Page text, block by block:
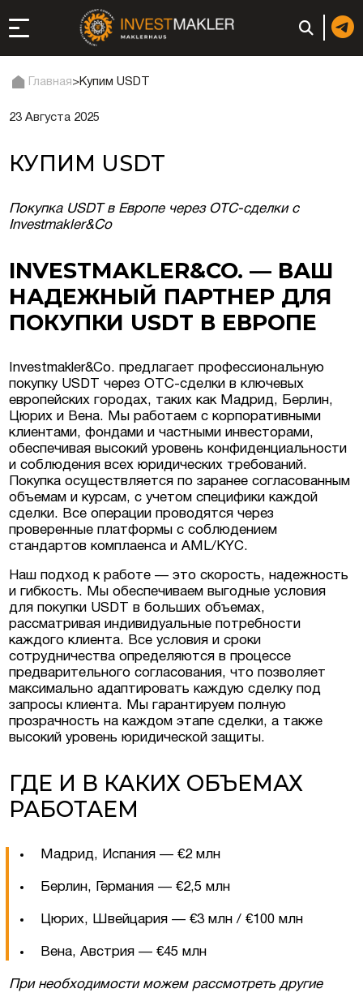
регистрация или
компании
в ОАЭ | Открыть
Люксембурге
Австрии
недвижимость
Главная>Купим USDT
23 Августа 2025
КУПИМ USDT
Покупка USDT в Европе через OTC-сделки с
Investmakler&Co
INVESTMAKLER&CO. — ВАШ
НАДЕЖНЫЙ ПАРТНЕР ДЛЯ
ПОКУПКИ USDT В ЕВРОПЕ
Investmakler&Co. предлагает профессиональную
покупку USDT через OTC-сделки в ключевых
европейских городах, таких как Мадрид, Берлин,
Цюрих и Вена. Мы работаем с корпоративными
клиентами, фондами и частными инвесторами,
обеспечивая высокий уровень конфиденциальности
и соблюдения всех юридических требований.
Покупка осуществляется по заранее согласованным
объемам и курсам, с учетом специфики каждой
сделки. Все операции проводятся через
проверенные платформы с соблюдением
стандартов комплаенса и AML/KYC.
Наш подход к работе — это скорость, надежность
и гибкость. Мы обеспечиваем выгодные условия
для покупки USDT в больших объемах,
рассматривая индивидуальные потребности
каждого клиента. Все условия и сроки
сотрудничества определяются в процессе
предварительного согласования, что позволяет
максимально адаптировать каждую сделку под
запросы клиента. Мы гарантируем полную
прозрачность на каждом этапе сделки, а также
высокий уровень юридической защиты.
ГДЕ И В КАКИХ ОБЪЕМАХ
РАБОТАЕМ
Мадрид, Испания — €2 млн
Берлин, Германия — €2,5 млн
Цюрих, Швейцария — €3 млн / €100 млн
Вена, Австрия — €45 млн
При необходимости можем рассмотреть другие